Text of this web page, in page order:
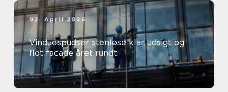
02. April 2026
Vinduespudser stenløse klar udsigt og
flot facade året rundt